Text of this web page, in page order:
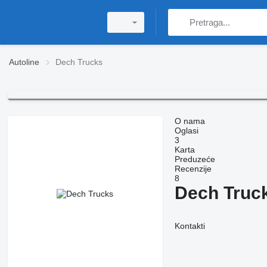
Autoline Dech Trucks
O nama
Oglasi
3
Karta
Preduzeće
Recenzije
8
Dech
Kontakti